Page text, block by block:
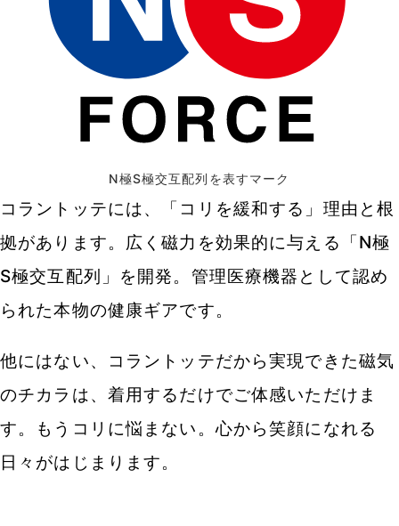
N極S極交互配列を表すマーク
コラントッテには、「コリを緩和する」理由と根
拠があります。広く磁力を効果的に与える「N極
S極交互配列」を開発。管理医療機器として認め
られた本物の健康ギアです。
他にはない、コラントッテだから実現できた磁気
のチカラは、着用するだけでご体感いただけま
す。もうコリに悩まない。心から笑顔になれる
日々がはじまります。